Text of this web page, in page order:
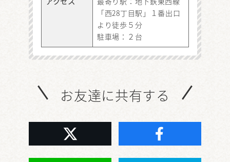
「西28丁目駅」１番出口
より徒歩５分
駐車場：２台
お友達に共有する